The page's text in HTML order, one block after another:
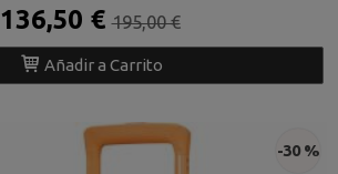
136,50 €195,00 €
Añadir a Carrito
-30 %